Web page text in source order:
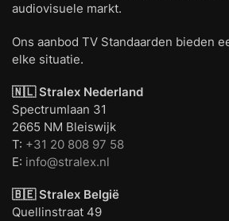
audiovisuele markt.
Ons aanbod TV Standaarden bieden
elke situatie.
🇳🇱 Stralex Nederland
Spectrumlaan 31
2665 NM Bleiswijk
T: +31 20 808 97 58
E: info@stralex.nl
🇧🇪 Stralex België
Quellinstraat 49